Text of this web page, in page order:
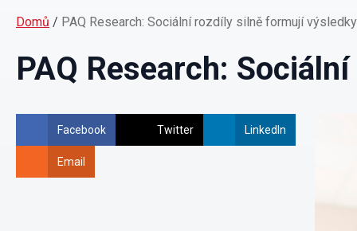
Domů / PAQ Research: Sociální rozdíly silně formují
PAQ Research:
Facebook Twitter LinkedIn
Email